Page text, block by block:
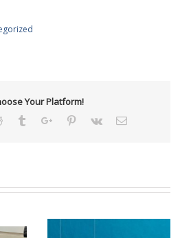
Your Platform!
Reddit TumblrGoogle+Pinterest
Vk Email